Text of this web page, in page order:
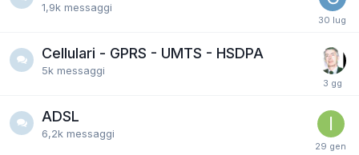
1,9k messaggi
Cellulari - GPRS - UMTS - HSDPA
5k messaggi
ADSL
6,2k messaggi